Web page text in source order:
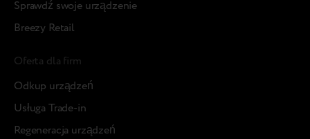
Sprawdź swoje urządzenie
Breezy Retail
Oferta dla firm
Odkup urządzeń
Usługa Trade-in
Regeneracja urządzeń